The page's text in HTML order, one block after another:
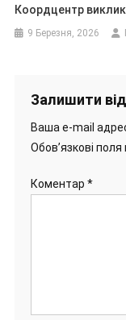
Коордцентр
9 Березня, 2026
Залишити
Ваша e-mail
Обов’язкові поля
Коментар *